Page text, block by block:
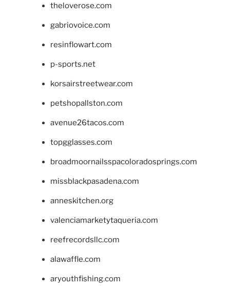
theloverose.com
gabriovoice.com
resinflowart.com
p-sports.net
korsairstreetwear.com
petshopallston.com
avenue26tacos.com
topgglasses.com
broadmoornailsspacoloradosprings.com
missblackpasadena.com
anneskitchen.org
valenciamarketytaqueria.com
reefrecordsllc.com
alawaffle.com
aryouthfishing.com